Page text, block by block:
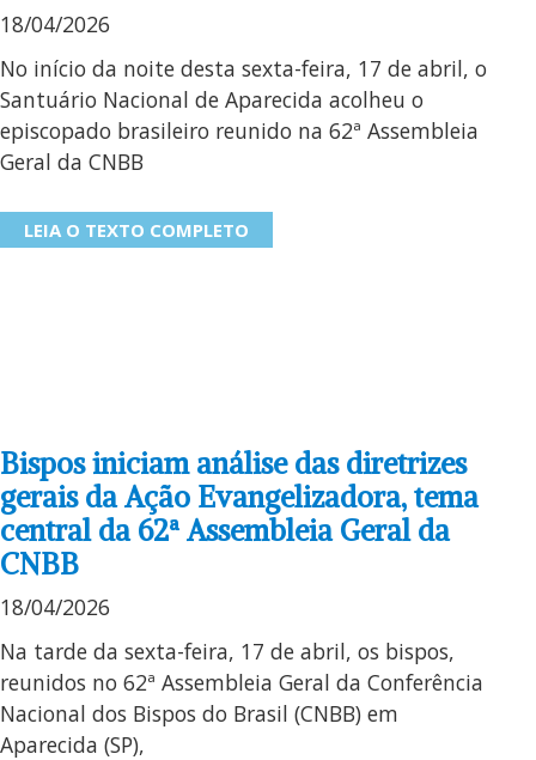
18/04/2026
No início da noite desta sexta-feira, 17 de abril, o
Santuário Nacional de Aparecida acolheu o
episcopado brasileiro reunido na 62ª Assembleia
Geral da CNBB
LEIA O TEXTO COMPLETO
Bispos iniciam análise das diretrizes
gerais da Ação Evangelizadora, tema
central da 62ª Assembleia Geral da
CNBB
18/04/2026
Na tarde da sexta-feira, 17 de abril, os bispos,
reunidos no 62ª Assembleia Geral da Conferência
Nacional dos Bispos do Brasil (CNBB) em
Aparecida (SP),